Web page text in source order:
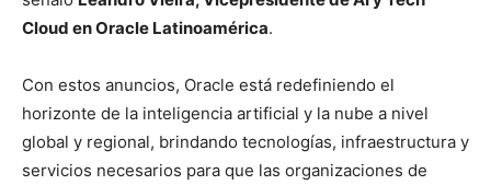
Cloud en Oracle Latinoamérica.
Con estos anuncios, Oracle está redefiniendo el
horizonte de la inteligencia artificial y la nube a nivel
global y regional, brindando tecnologías, infraestructura y
servicios necesarios para que las organizaciones de